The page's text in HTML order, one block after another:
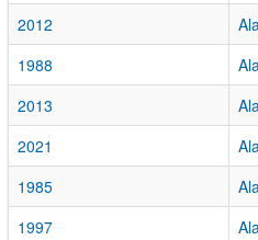
2012
1988
2013
2021
1985
1997